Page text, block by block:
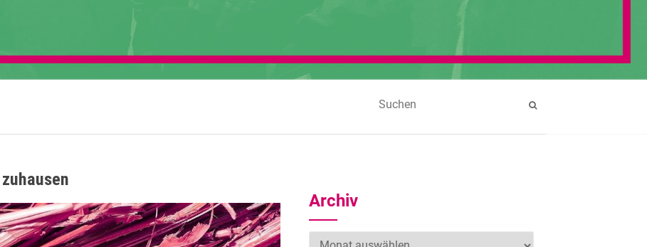
zuhausen
Archiv
Archiv